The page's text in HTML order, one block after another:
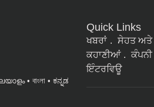
বাংলা
ಕನ್ನಡ
Quick Links
ਖਬਰਾਂ ਸੇਹਤ ਅਤੇ
ਕਹਾਣੀਆਂ
ਇੰਟਰਵਿਊ